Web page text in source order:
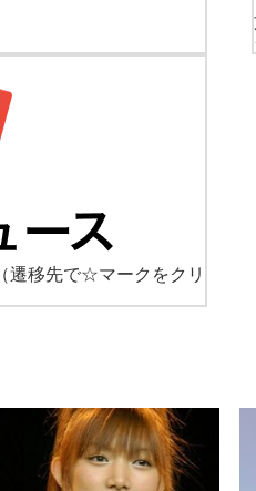
（遷移先で☆マークをクリ